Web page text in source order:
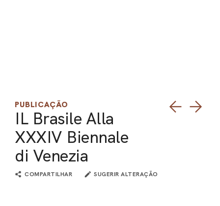
PUBLICAÇÃO
IL Brasile Alla
XXXIV Biennale
di Venezia
COMPARTILHAR SUGERIR ALTERAÇÃO